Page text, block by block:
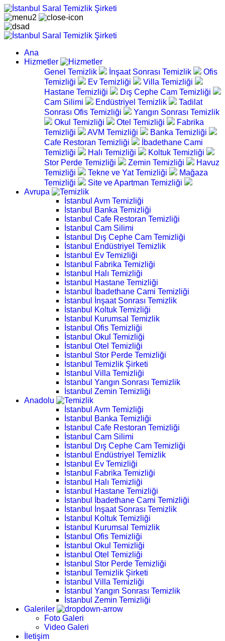
Ana
Hizmetler
Genel Temizlik
İnşaat Sonrası Temizlik
Ofis
Temizliği
Ev Temizliği
Villa Temizliği
Hastane Temizliği
Dış Cephe Cam Temizliği
Cam Silimi
Endüstriyel Temizlik
Tadilat
Sonrası Ofis Temizliği
Yangın Sonrası Temizlik
Okul Temizliği
Otel Temizliği
Fabrika
Temizliği
AVM Temizliği
Banka Temizliği
Cafe Restoran Temizliği
İbadethane Cami
Temizliği
Halı Temizliği
Koltuk Temizliği
Stor Perde Temizliği
Zemin Temizliği
Havuz
Temizliği
Tekne ve Yat Temizliği
Mağaza
Temizliği
Site ve Apartman Temizliği
Avrupa
İstanbul Avm Temizliği
İstanbul Banka Temizliği
İstanbul Cafe Restoran Temizliği
İstanbul Cam Silimi
İstanbul Dış Cephe Cam Temizliği
İstanbul Endüstriyel Temizlik
İstanbul Ev Temizliği
İstanbul Fabrika Temizliği
İstanbul Halı Temizliği
İstanbul Hastane Temizliği
İstanbul İbadethane Cami Temizliği
İstanbul İnşaat Sonrası Temizlik
İstanbul Koltuk Temizliği
İstanbul Kurumsal Temizlik
İstanbul Ofis Temizliği
İstanbul Okul Temizliği
İstanbul Otel Temizliği
İstanbul Stor Perde Temizliği
İstanbul Temizlik Şirketi
İstanbul Villa Temizliği
İstanbul Yangın Sonrası Temizlik
İstanbul Zemin Temizliği
Anadolu
İstanbul Avm Temizliği
İstanbul Banka Temizliği
İstanbul Cafe Restoran Temizliği
İstanbul Cam Silimi
İstanbul Dış Cephe Cam Temizliği
İstanbul Endüstriyel Temizlik
İstanbul Ev Temizliği
İstanbul Fabrika Temizliği
İstanbul Halı Temizliği
İstanbul Hastane Temizliği
İstanbul İbadethane Cami Temizliği
İstanbul İnşaat Sonrası Temizlik
İstanbul Koltuk Temizliği
İstanbul Kurumsal Temizlik
İstanbul Ofis Temizliği
İstanbul Okul Temizliği
İstanbul Otel Temizliği
İstanbul Stor Perde Temizliği
İstanbul Temizlik Şirketi
İstanbul Villa Temizliği
İstanbul Yangın Sonrası Temizlik
İstanbul Zemin Temizliği
Galeriler
Foto Galeri
Video Galeri
İletişim